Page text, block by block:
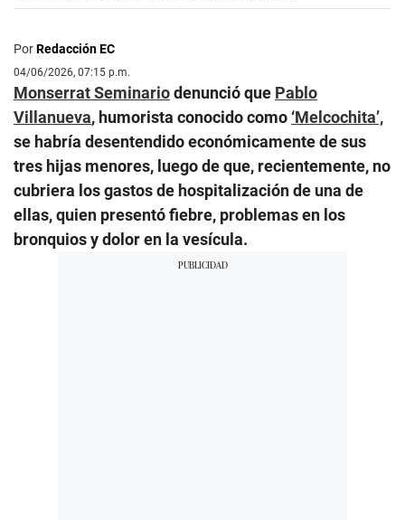
PorRedacción EC
04/06/2026, 07:15 p.m.
Monserrat Seminariodenunció que Pablo
Villanueva, humorista conocido como ‘Melcochita’,
se habría desentendido económicamente de sus
tres hijas menores, luego de que, recientemente, no
cubriera los gastos de hospitalización de una de
ellas, quien presentó fiebre, problemas en los
bronquios y dolor en la vesícula.